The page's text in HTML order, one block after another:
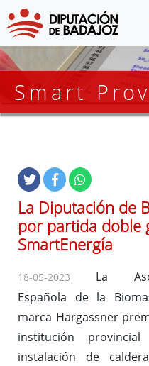
Smart
La Diputación de
por partida doble
SmartEnergía
18-05-2023
La
Española de la
marca Hargassner
institución
instalación de